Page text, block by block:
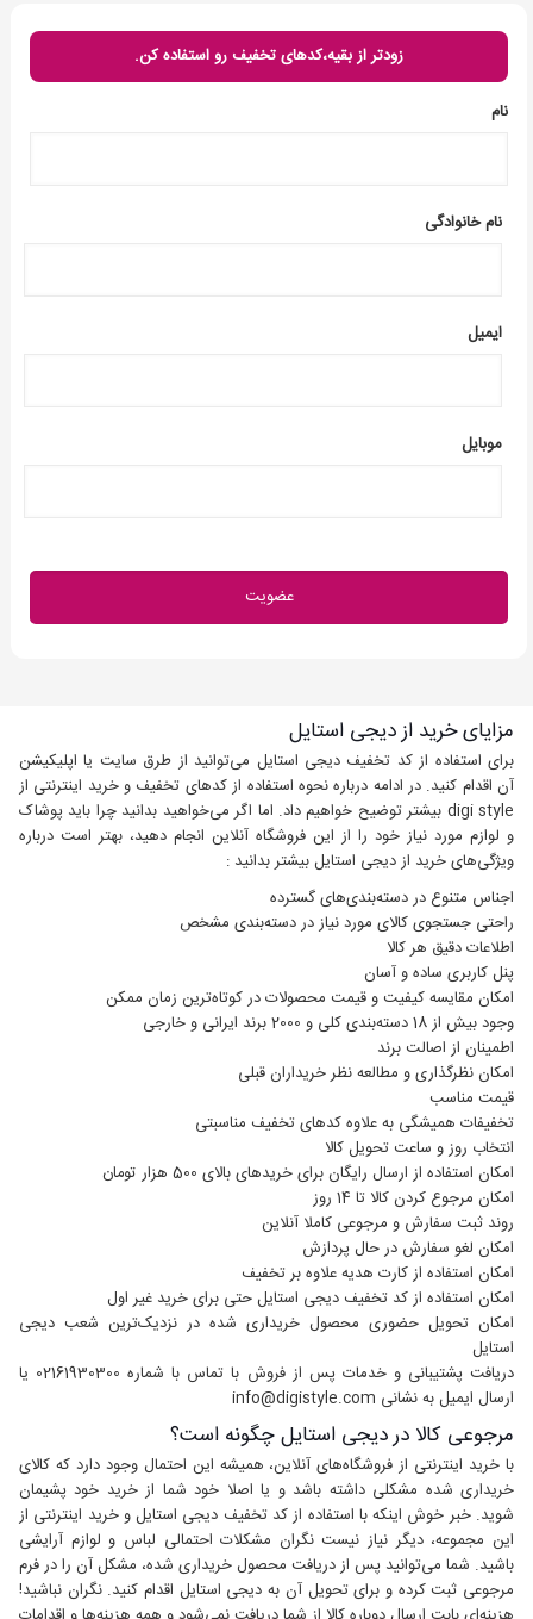
زودتر از بقیه،کدهای تخفیف رو استفاده کن.
نام
نام خانوادگی
ایمیل
موبایل
مزایای خرید از دیجی استایل
برای استفاده از کد تخفیف دیجی استایل می‌توانید از طرق سایت یا اپلیکیشن
آن اقدام کنید. در ادامه درباره نحوه استفاده از کدهای تخفیف و خرید اینترنتی از
digi style بیشتر توضیح خواهیم داد. اما اگر می‌خواهید بدانید چرا باید پوشاک
و لوازم مورد نیاز خود را از این فروشگاه آنلاین انجام دهید، بهتر است درباره
ویژگی‎‌های خرید از دیجی استایل بیشتر بدانید :
اجناس متنوع در دسته‌بندی‌های گسترده
راحتی جستجوی کالای مورد نیاز در دسته‌بندی مشخص
اطلاعات دقیق هر کالا
پنل کاربری ساده و آسان
امکان مقایسه کیفیت و قیمت محصولات در کوتاه‌ترین زمان ممکن
وجود بیش از 18 دسته‌بندی کلی و 2000 برند ایرانی و خارجی
اطمینان از اصالت برند
امکان نظرگذاری و مطالعه نظر خریداران قبلی
قیمت مناسب
تخفیفات همیشگی به علاوه کدهای تخفیف مناسبتی
انتخاب روز و ساعت تحویل کالا
امکان استفاده از ارسال رایگان برای خریدهای بالای 500 هزار تومان
امکان مرجوع کردن کالا تا 14 روز
روند ثبت سفارش و مرجوعی کاملا آنلاین
امکان لغو سفارش در حال پردازش
امکان استفاده از کارت هدیه علاوه بر تخفیف
امکان استفاده از کد تخفیف دیجی استایل حتی برای خرید غیر اول
امکان تحویل حضوری محصول خریداری شده در نزدیک‌ترین شعب دیجی
استایل
دریافت پشتیبانی و خدمات پس از فروش با تماس با شماره 02161930300 یا
ارسال ایمیل به نشانی info@digistyle.com
مرجوعی کالا در دیجی استایل چگونه است؟
با خرید اینترنتی از فروشگاه‌های آنلاین، همیشه این احتمال وجود دارد که کالای
خریداری شده مشکلی داشته باشد و یا اصلا خود شما از خرید خود پشیمان
شوید. خبر خوش اینکه با استفاده از کد تخفیف دیجی استایل و خرید اینترنتی از
این مجموعه، دیگر نیاز نیست نگران مشکلات احتمالی لباس و لوازم آرایشی
باشید. شما می‌توانید پس از دریافت محصول خریداری شده، مشکل آن را در فرم
مرجوعی ثبت کرده و برای تحویل آن به دیجی استایل اقدام کنید. نگران نباشید!